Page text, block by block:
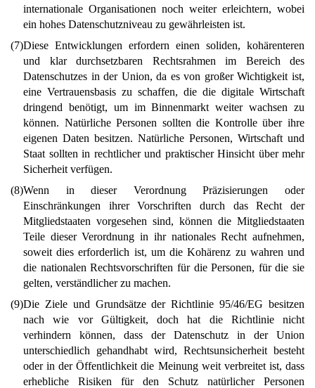
internationale Organisationen noch weiter erleichtern, wobei
ein hohes Datenschutzniveau zu gewährleisten ist.
(7)Diese Entwicklungen erfordern einen soliden, kohärenteren
und klar durchsetzbaren Rechtsrahmen im Bereich des
Datenschutzes in der Union, da es von großer Wichtigkeit ist,
eine Vertrauensbasis zu schaffen, die die digitale Wirtschaft
dringend benötigt, um im Binnenmarkt weiter wachsen zu
können. Natürliche Personen sollten die Kontrolle über ihre
eigenen Daten besitzen. Natürliche Personen, Wirtschaft und
Staat sollten in rechtlicher und praktischer Hinsicht über mehr
Sicherheit verfügen.
(8)Wenn in dieser Verordnung Präzisierungen oder
Einschränkungen ihrer Vorschriften durch das Recht der
Mitgliedstaaten vorgesehen sind, können die Mitgliedstaaten
Teile dieser Verordnung in ihr nationales Recht aufnehmen,
soweit dies erforderlich ist, um die Kohärenz zu wahren und
die nationalen Rechtsvorschriften für die Personen, für die sie
gelten, verständlicher zu machen.
(9)Die Ziele und Grundsätze der Richtlinie 95/46/EG besitzen
nach wie vor Gültigkeit, doch hat die Richtlinie nicht
verhindern können, dass der Datenschutz in der Union
unterschiedlich gehandhabt wird, Rechtsunsicherheit besteht
oder in der Öffentlichkeit die Meinung weit verbreitet ist, dass
erhebliche Risiken für den Schutz natürlicher Personen